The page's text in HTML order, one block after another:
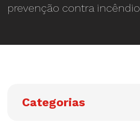
prevenção contra
Categorias